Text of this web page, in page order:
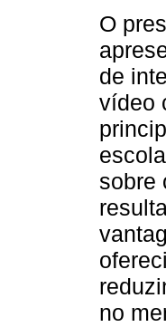
O
de
vídeo
sobre
no